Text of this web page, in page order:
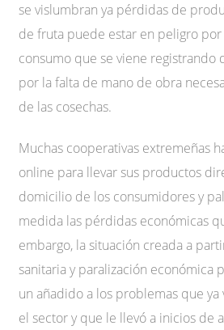
se vislumbran ya pérdidas de
de fruta puede estar en peligro
consumo que se viene registrando
por la falta de mano de obra
de las cosechas.
Muchas cooperativas extremeñas
online para llevar sus productos
domicilio de los consumidores y
medida las pérdidas económicas
embargo, la situación creada a
sanitaria y paralización económica
un añadido a los problemas que
el sector y que le llevó a inicios de